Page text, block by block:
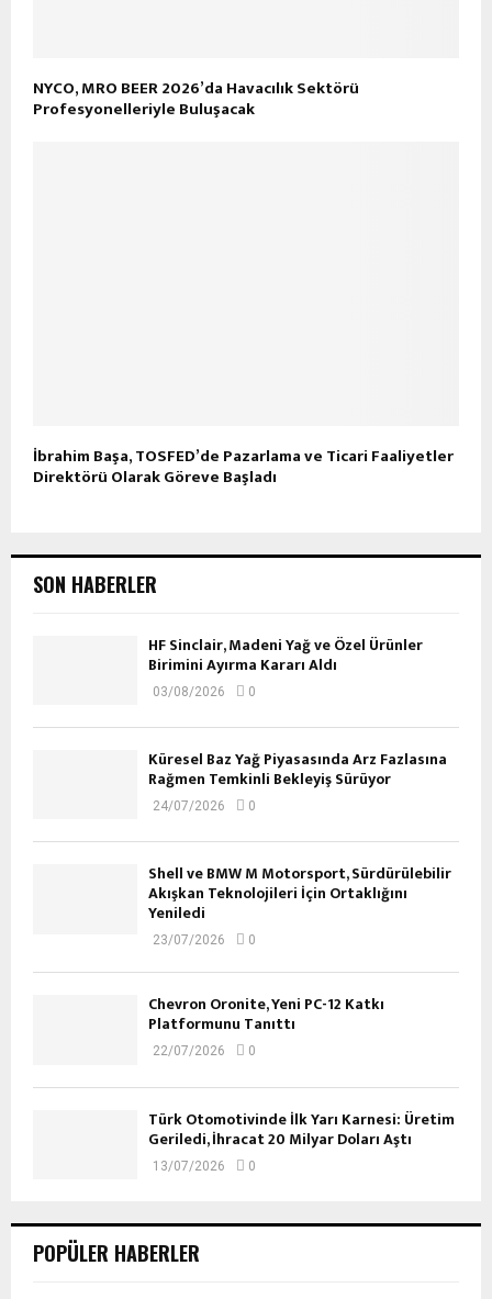
NYCO, MRO BEER 2026’da Havacılık Sektörü
Profesyonelleriyle Buluşacak
İbrahim Başa, TOSFED’de Pazarlama ve Ticari Faaliyetler
Direktörü Olarak Göreve Başladı
SON HABERLER
HF Sinclair, Madeni Yağ ve Özel Ürünler
Birimini Ayırma Kararı Aldı
03/08/2026 0
Küresel Baz Yağ Piyasasında Arz Fazlasına
Rağmen Temkinli Bekleyiş Sürüyor
24/07/2026 0
Shell ve BMW M Motorsport, Sürdürülebilir
Akışkan Teknolojileri İçin Ortaklığını
Yeniledi
23/07/2026 0
Chevron Oronite, Yeni PC-12 Katkı
Platformunu Tanıttı
22/07/2026 0
Türk Otomotivinde İlk Yarı Karnesi: Üretim
Geriledi, İhracat 20 Milyar Doları Aştı
13/07/2026 0
POPÜLER HABERLER